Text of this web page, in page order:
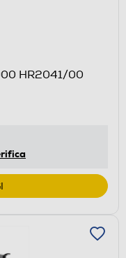
HR2041/00